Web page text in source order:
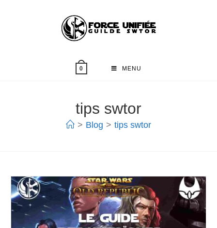
0 MENU
tips swtor
> Blog > tips swtor